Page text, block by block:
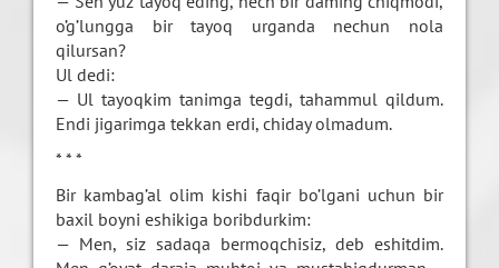
o’g’lungga bir tayoq urganda nechun nola
qilursan?
Ul dedi:
— Ul tayoqkim tanimga tegdi, tahammul qildum.
Endi jigarimga tekkan erdi, chiday olmadum.
* * *
Bir kambag’al olim kishi faqir bo’lgani uchun bir
baxil boyni eshikiga boribdurkim:
— Men, siz sadaqa bermoqchisiz, deb eshitdim.